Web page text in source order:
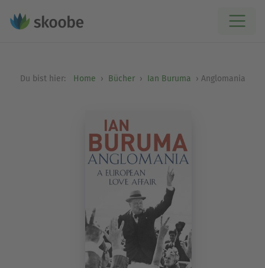
Du bist hier: Home Bücher Ian Buruma Anglomania